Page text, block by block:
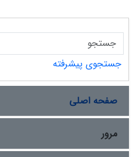
جستجوی پیشرفته
صفحه اصلی
مرور